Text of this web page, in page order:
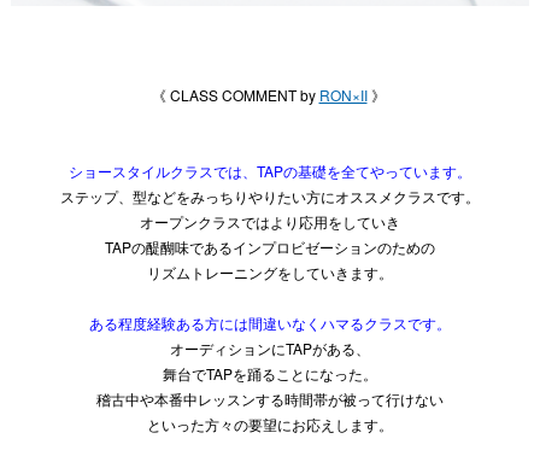
《 CLASS COMMENT by RON×II》
ショースタイルクラスでは、TAPの基礎を全てやっています。
ステップ、型などをみっちりやりたい方にオススメクラスです。
オープンクラスではより応用をしていき
TAPの醍醐味であるインプロビゼーションのための
リズムトレーニングをしていきます。
ある程度経験ある方には間違いなくハマるクラスです。
オーディションにTAPがある、
舞台でTAPを踊ることになった。
稽古中や本番中レッスンする時間帯が被って行けない
といった方々の要望にお応えします。